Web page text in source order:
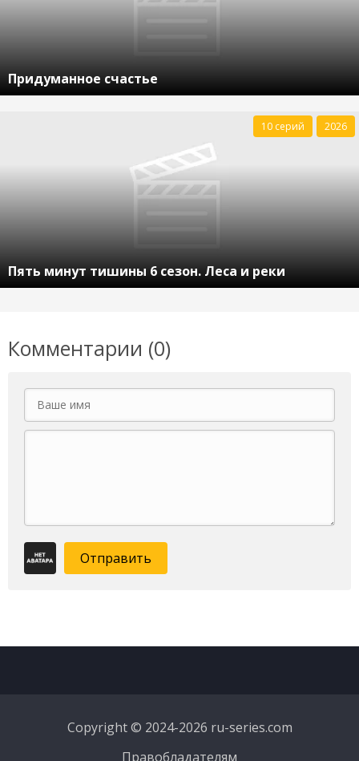
Придуманное счастье
Пять минут тишины 6 сезон. Леса и реки
10 серий 2026
Комментарии (0)
Отправить
Copyright © 2024-2026 ru-series.com
Правобладателям